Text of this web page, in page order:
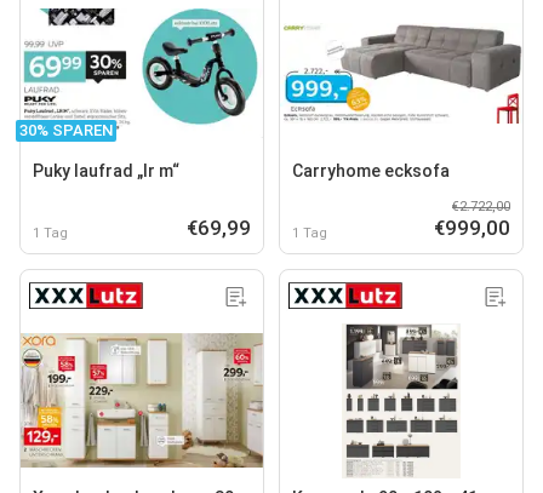
30% SPAREN
Puky laufrad „lr m“
1 Tag €69,99
Carryhome ecksofa
1 Tag
€2.722,00
€999,00